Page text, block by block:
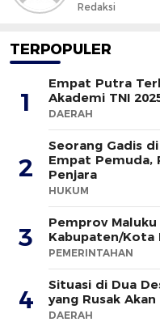
Redaksi
TERPOPULER
1
Empat Putra
Akademi TNI
DAERAH
2
Seorang Gadis
Empat Pemuda,
Penjara
HUKUM
3
Pemprov
Kabupaten/Kota
PEMERINTAHAN
4
Situasi di Dua
yang Rusak
DAERAH